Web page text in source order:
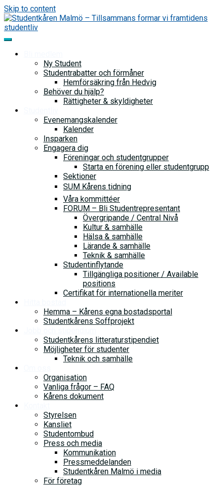
Skip to content
Ny Student
Studentrabatter och förmåner
Hemförsäkring från Hedvig
Behöver du hjälp?
Rättigheter & skyldigheter
Evenemangskalender
Kalender
Insparken
Engagera dig
Föreningar och studentgrupper
Starta en förening eller studentgrupp
Sektioner
SUM Kårens tidning
Våra kommittéer
FORUM – Bli Studentrepresentant
Övergripande / Central Nivå
Kultur & samhälle
Hälsa & samhälle
Lärande & samhälle
Teknik & samhälle
Studentinflytande
Tillgängliga positioner / Available
positions
Certifikat för internationella meriter
Hemma – Kårens egna bostadsportal
Studentkårens Soffprojekt
Studentkårens litteraturstipendiet
Möjligheter för studenter
Teknik och samhälle
Organisation
Vanliga frågor – FAQ
Kårens dokument
Styrelsen
Kansliet
Studentombud
Press och media
Kommunikation
Pressmeddelanden
Studentkåren Malmö i media
För företag